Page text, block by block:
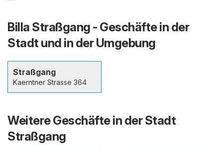
Billa Straßgang - Geschäfte in der
Stadt und in der Umgebung
Straßgang
Kaerntner Strasse 364
Weitere Geschäfte in der Stadt
Straßgang